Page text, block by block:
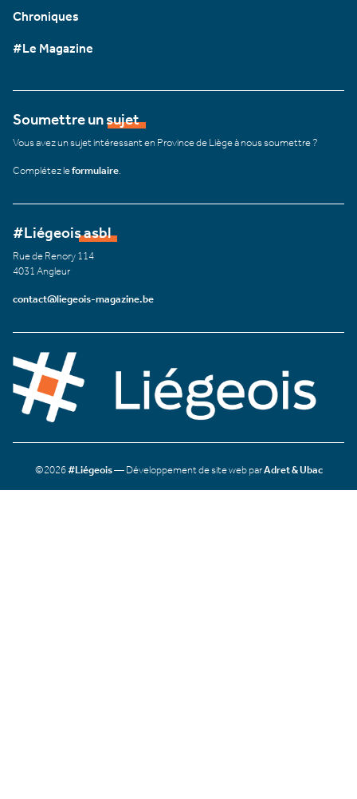
Chroniques
#Le Magazine
Soumettre un sujet
Vous avez un sujet intéressant en Province de Liège à nous soumettre ?
Complétez leformulaire
#Liégeois asbl
Rue de Renory 114
4031 Angleur
contact@liegeois-magazine.be
©2026#Liégeois— Développement de site web parAdret & Ubac